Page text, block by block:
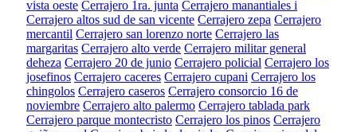
vista oeste Cerrajero 1ra. junta Cerrajero manantiales i
Cerrajero altos sud de san vicente Cerrajero zepa Cerrajero
mercantil Cerrajero san lorenzo norte Cerrajero las
margaritas Cerrajero alto verde Cerrajero militar general
deheza Cerrajero 20 de junio Cerrajero policial Cerrajero los
josefinos Cerrajero caceres Cerrajero cupani Cerrajero los
chingolos Cerrajero caseros Cerrajero consorcio 16 de
noviembre Cerrajero alto palermo Cerrajero tablada park
Cerrajero parque montecristo Cerrajero los pinos Cerrajero